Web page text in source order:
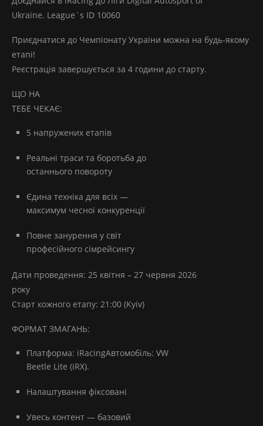
Ukraine. League`s ID 10060
Приєднатися до Чемпіонату України можна на будь-якому
етапі!
Реєстрація завершується за 4 години до старту.
ЩО НА
ТЕБЕ ЧЕКАЄ:
5 напружених етапів
Реальні траси та боротьба до
останнього повороту
Єдина техніка для всіх —
максимум чесної конкуренції
Повне занурення у світ
професійного сімрейсингу
Дати проведення: 25 квітня – 27 червня 2026
року
Старт кожного етапу: 21:00 (Kyiv)
ФОРМАТ ЗМАГАНЬ:
Платформа: iRacingАвтомобіль: VW
Beetle Lite (iRX).
Налаштування фіксовані
Увесь контент — базовий